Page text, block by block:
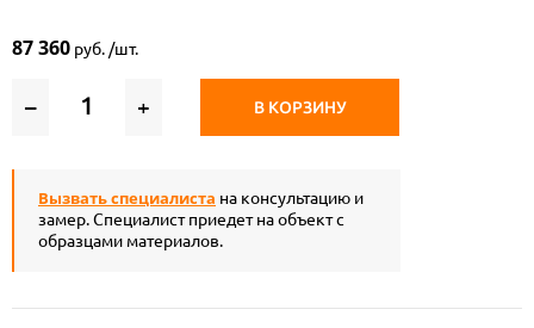
87 360 руб. /шт.
– + В КОРЗИНУ
Вызвать специалиста на консультацию и
замер. Специалист приедет на объект с
образцами материалов.